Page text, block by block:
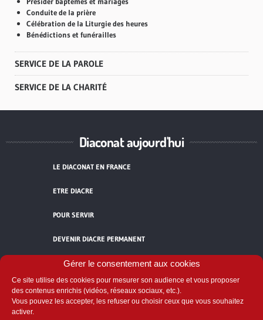
Gérer le consentement aux cookies
Ce site utilise des cookies pour mesurer son audience et vous proposer
des contenus enrichis (vidéos, réseaux sociaux, etc.).
Vous pouvez les accepter, les refuser ou choisir ceux que vous souhaitez
activer.
Conduite de la prière
Célébration de la Liturgie des heures
Bénédictions et funérailles
SERVICE DE LA PAROLE
SERVICE DE LA CHARITÉ
Diaconat aujourd'hui
LE DIACONAT EN FRANCE
ETRE DIACRE
POUR SERVIR
DEVENIR DIACRE PERMANENT
TÉMOIGNAGES
ACCUEIL